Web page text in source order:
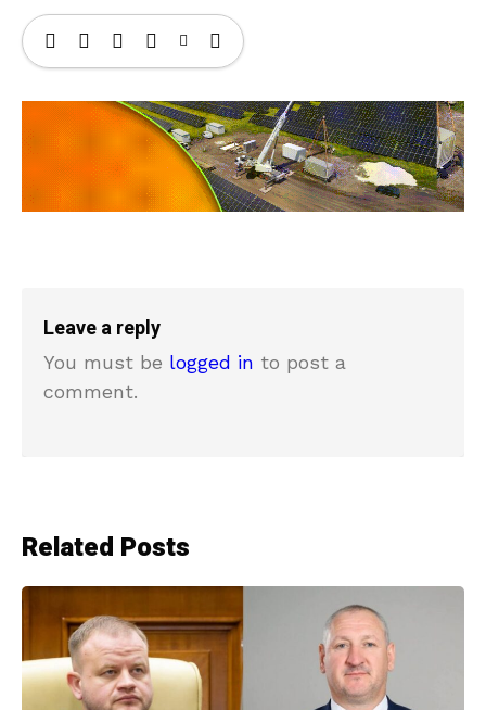
Leave a reply
You must be logged in to post a
comment.
Related Posts